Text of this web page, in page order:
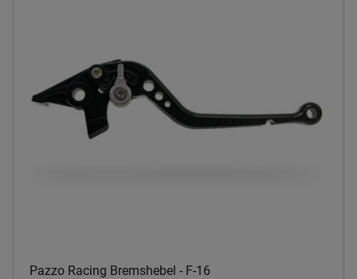
Pazzo Racing Bremshebel - F-16